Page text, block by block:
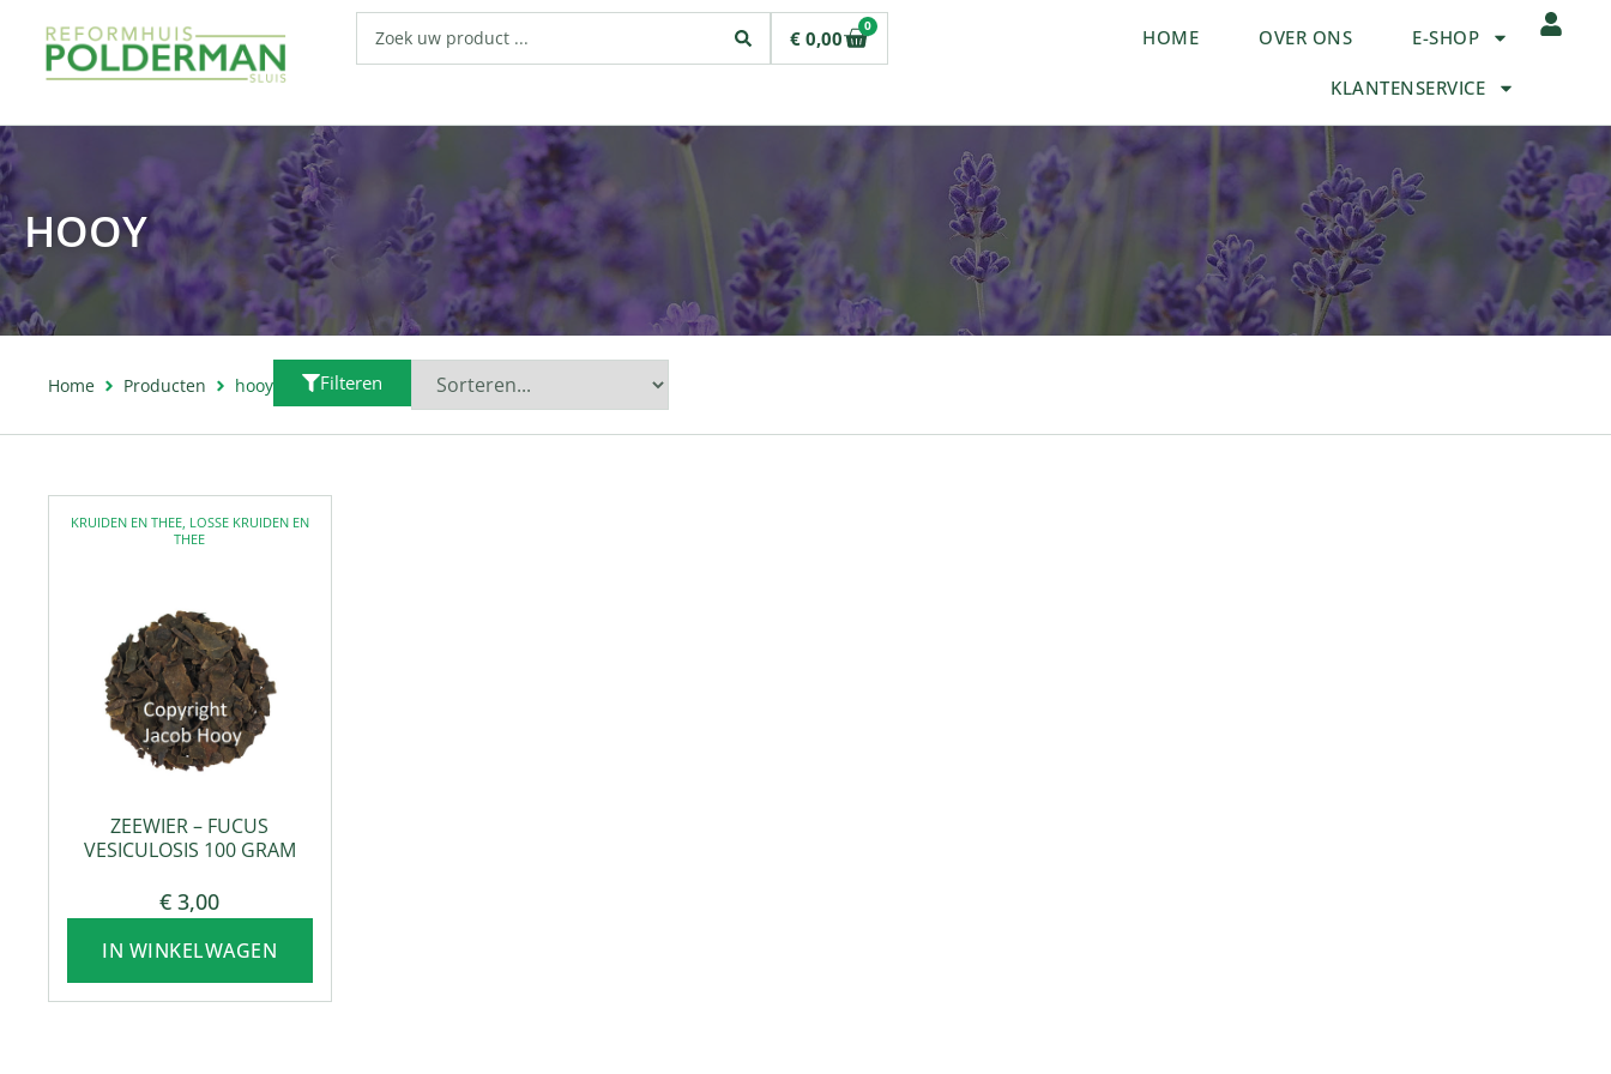
€ 0,00
0 HOME OVER ONS E-SHOP
KLANTENSERVICE
HOOY
Home Producten hooy Filteren
KRUIDEN EN THEE, LOSSE KRUIDEN EN
THEE
ZEEWIER – FUCUS
VESICULOSIS 100 GRAM
€ 3,00
IN WINKELWAGEN